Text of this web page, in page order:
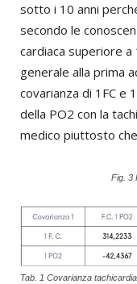
sotto i 10 anni
secondo le
cardiaca superiore
generale alla prima
covarianza di 1FC e
della PO2 con la
medico piuttosto
Fig. 3
Tab. 1 Covarianza tachicardia.